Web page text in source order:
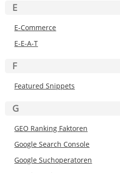
E
E-Commerce
E-E-A-T
F
Featured Snippets
G
GEO Ranking Faktoren
Google Search Console
Google Suchoperatoren